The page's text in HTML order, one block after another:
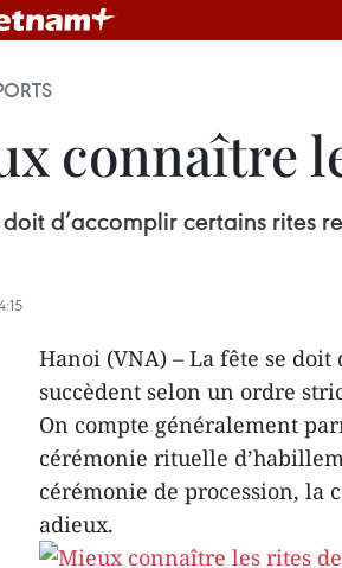
connaître
d’accomplir certains rites
Hanoi (VNA) – La fête se
succèdent selon un ordre
On compte généralement
cérémonie rituelle
cérémonie de procession, la
adieux.